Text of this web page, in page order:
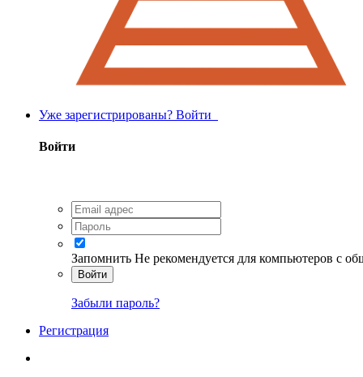
Уже зарегистрированы? Войти
Войти
Запомнить Не рекомендуется для компьютеров с
Войти
Забыли пароль?
Регистрация